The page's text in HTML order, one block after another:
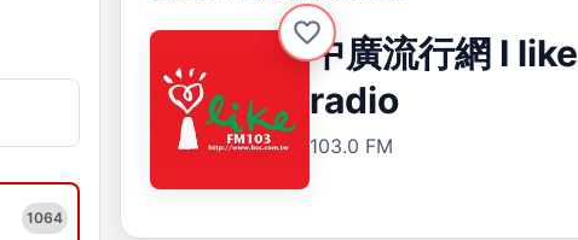
1064
中廣流行網 I like
radio
103.0 FM